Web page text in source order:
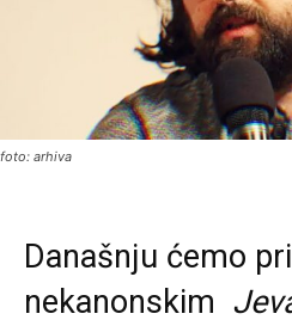
foto: arhiva
Današnju ćemo
nekanonskim